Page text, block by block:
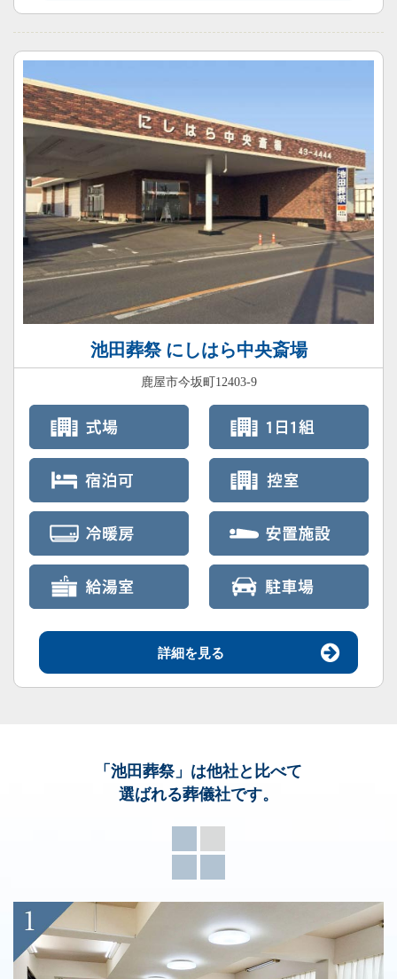
池田葬祭 にしはら中央斎場
鹿屋市今坂町12403-9
詳細を見る
「池田葬祭」 は他社と比べて
選ばれる葬儀社です。